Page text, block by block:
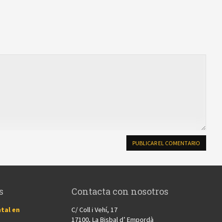
en
Contacta con nosotros
C/ Coll i Vehí, 17
17100, La Bisbal d’ Empordà